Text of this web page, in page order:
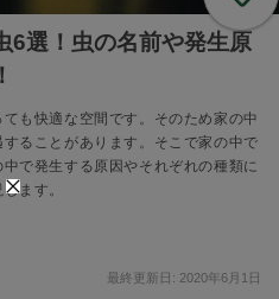
6選！虫の名前や発生原
も快適な空間です。そのため家の中
ることがあります。そこで家の中で
で発生する原因やそれぞれの種類に
ます。
最終更新日: 2020年6月1日